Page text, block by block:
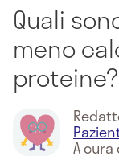
Quali
meno
proteine?
A cura